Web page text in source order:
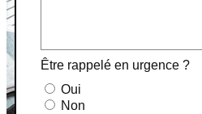
Être rappelé en urgence ?
Oui
Non